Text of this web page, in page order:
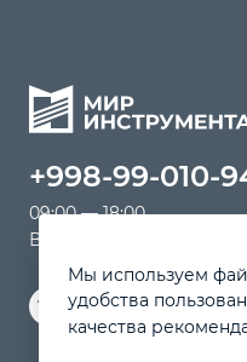
+998-99-010-
09:00 — 18:00
Выходной: суббота,
Мы используем
удобства
качества